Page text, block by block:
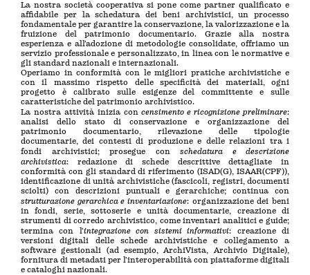
La nostra società cooperativa si pone come partner qualificato e
affidabile per la schedatura dei beni archivistici, un processo
fondamentale per garantire la conservazione, la valorizzazione e la
fruizione del patrimonio documentario. Grazie alla nostra
esperienza e all’adozione di metodologie consolidate, offriamo un
servizio professionale e personalizzato, in linea con le normative e
gli standard nazionali e internazionali.
Operiamo in conformità con le migliori pratiche archivistiche e
con il massimo rispetto delle specificità dei materiali, ogni
progetto è calibrato sulle esigenze del committente e sulle
caratteristiche del patrimonio archivistico.
La nostra attività inizia concensimento e ricognizione preliminare:
analisi dello stato di conservazione e organizzazione del
patrimonio documentario, rilevazione delle tipologie
documentarie, dei contesti di produzione e delle relazioni tra i
fondi archivistici; prosegue con schedatura e descrizione
archivistica: redazione di schede descrittive dettagliate in
conformità con gli standard di riferimento (ISAD(G), ISAAR(CPF)),
identificazione di unità archivistiche (fascicoli, registri, documenti
sciolti) con descrizioni puntuali e gerarchiche; continua con
strutturazione gerarchica e inventariazione: organizzazione dei beni
in fondi, serie, sottoserie e unità documentarie, creazione di
strumenti di corredo archivistico, come inventari analitici e guide;
termina con l’integrazione con sistemi informativi: creazione di
versioni digitali delle schede archivistiche e collegamento a
software gestionali (ad esempio, ArchiVista, Archivio Digitale),
fornitura di metadati per l’interoperabilità con piattaforme digitali
e cataloghi nazionali.